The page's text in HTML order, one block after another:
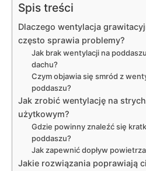
Spis treści
Dlaczego wentylacja
często sprawia problemy?
Jak brak wentylacji na
dachu?
Czym objawia się smród z
poddaszu?
Jak zrobić wentylację na
użytkowym?
Gdzie powinny znaleźć się
poddaszu?
Jak zapewnić dopływ
Jakie rozwiązania poprawiają